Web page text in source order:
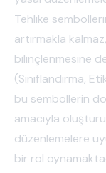
Tehlike
artırmakla
bilinçlenmesine
(Sınıflandırma,
bu sembollerin
amacıyla
düzenlemelere
bir rol